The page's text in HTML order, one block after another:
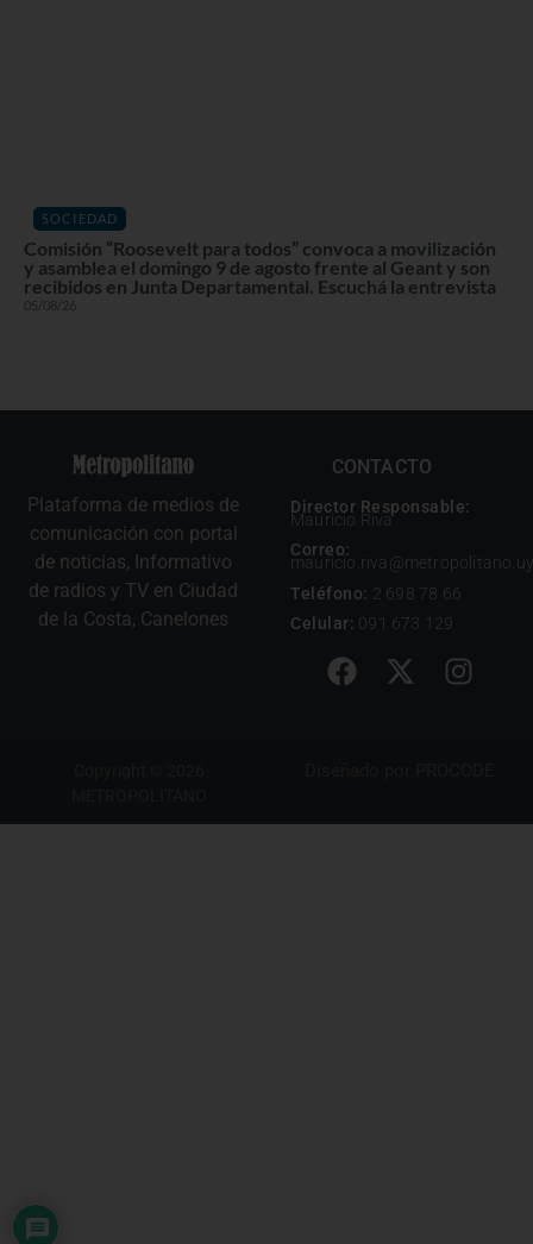
SOCIEDAD
Comisión “Roosevelt para todos” convoca a movilización
y asamblea el domingo 9 de agosto frente al Geant y son
recibidos en Junta Departamental. Escuchá la entrevista
05/08/26
Plataforma de medios de
comunicación con portal
de noticias, Informativo
de radios y TV en Ciudad
de la Costa, Canelones
CONTACTO
Director Responsable:
Mauricio Riva
Correo:
mauricio.riva@metropolitano.uy
Teléfono: 2 698 78 66
Celular: 091 673 129